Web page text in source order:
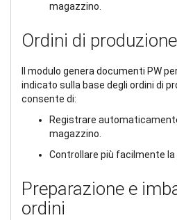
magazzino.
Ordini di produzione
Il modulo genera documenti PW
indicato sulla base degli ordini di
consente di:
Registrare
magazzino.
Controllare più facilmente la
Preparazione e
ordini